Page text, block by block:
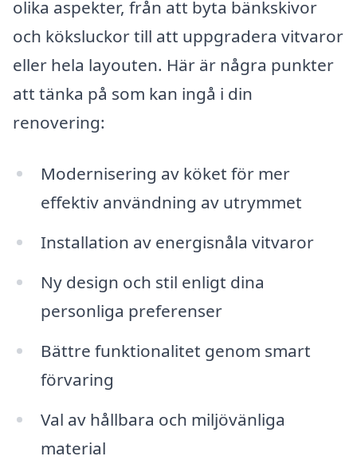
olika aspekter, från att byta bänkskivor
och köksluckor till att uppgradera vitvaror
eller hela layouten. Här är några punkter
att tänka på som kan ingå i din
renovering:
Modernisering av köket för mer
effektiv användning av utrymmet
Installation av energisnåla vitvaror
Ny design och stil enligt dina
personliga preferenser
Bättre funktionalitet genom smart
förvaring
Val av hållbara och miljövänliga
material